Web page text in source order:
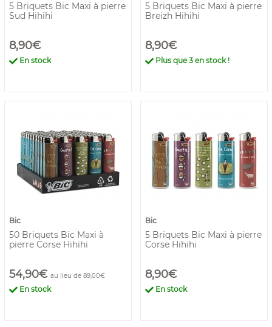
5 Briquets Bic Maxi à pierre
Sud Hihihi
8,90€
En stock
5 Briquets Bic Maxi à pierre
Breizh Hihihi
8,90€
Plus que3 en stock !
Bic
50 Briquets Bic Maxi à
pierre Corse Hihihi
54,90€ au lieu de 89,00€
En stock
Bic
5 Briquets Bic Maxi à pierre
Corse Hihihi
8,90€
En stock